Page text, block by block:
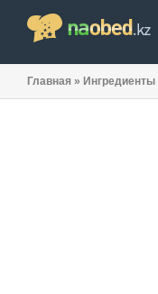
Главная » Ингредиенты